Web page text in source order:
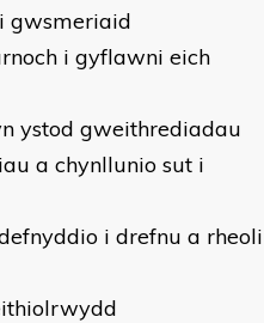
gwsmeriaid
i gyflawni eich
ystod gweithrediadau
a chynllunio sut i
i drefnu a rheoli